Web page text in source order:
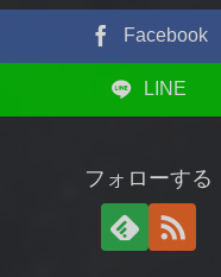
Facebook
LINE
フォローする